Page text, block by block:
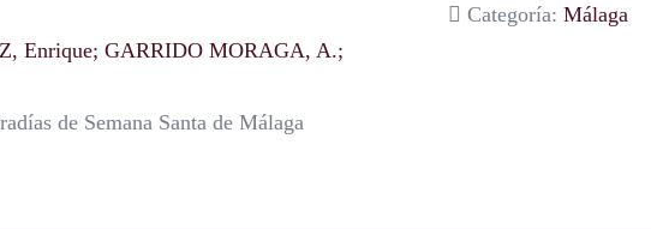
Enrique; GARRIDO MORAGA, A.;
de Semana Santa de Málaga
Categoría: Málaga